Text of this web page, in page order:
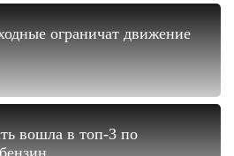
ограничат движение
вошла в топ-3 по